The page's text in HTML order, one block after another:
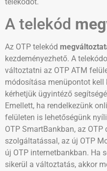
A telekód
Az OTP telekód
kezdeményezhető. A
változtatni az OTP ATM
módosítása menüpontot kell
kérhetjük ügyintéző
Emellett, ha rendelkezünk
felületen is lehetőségünk
OTP SmartBankban, az OTP
szolgáltatással, az új OTP
új OTP internetbankban. Ha
sikerül a változtatás, akkor